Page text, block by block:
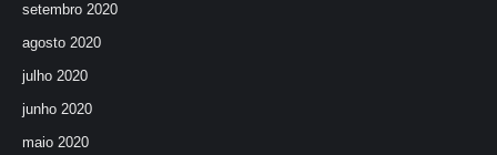
setembro 2020
agosto 2020
julho 2020
junho 2020
maio 2020